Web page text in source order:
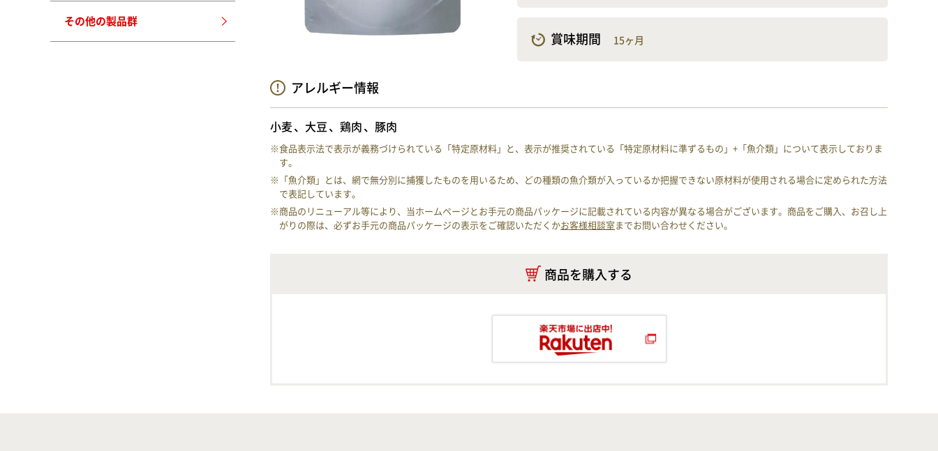
賞味期間 15ヶ月
アレルギー情報
小麦 大豆 鶏肉 豚肉
※食品表示法で表示が義務づけられている「特定原材料」と、表示が推奨されている「特定原材料に準ずるもの」+「魚介類」について表示しておりま
す。
※「魚介類」とは、網で無分別に捕獲したものを用いるため、どの種類の魚介類が入っているか把握できない原材料が使用される場合に定められた方法
で表記しています。
※商品のリニューアル等により、当ホームページとお手元の商品パッケージに記載されている内容が異なる場合がございます。商品をご購入、お召し上
がりの際は、必ずお手元の商品パッケージの表示をご確認いただくかお客様相談室 までお問い合わせください。
商品を購入する
その他の製品群